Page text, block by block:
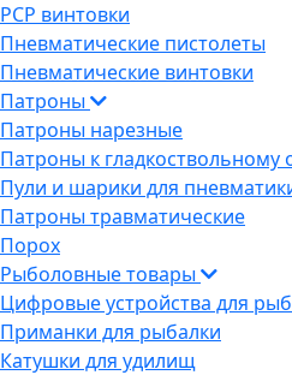
PCP винтовки
Пневматические пистолеты
Пневматические винтовки
Патроны
Патроны нарезные
Патроны к
Пули и шарики для
Патроны травматические
Порох
Рыболовные товары
Цифровые устройства для
Приманки для рыбалки
Катушки для удилищ